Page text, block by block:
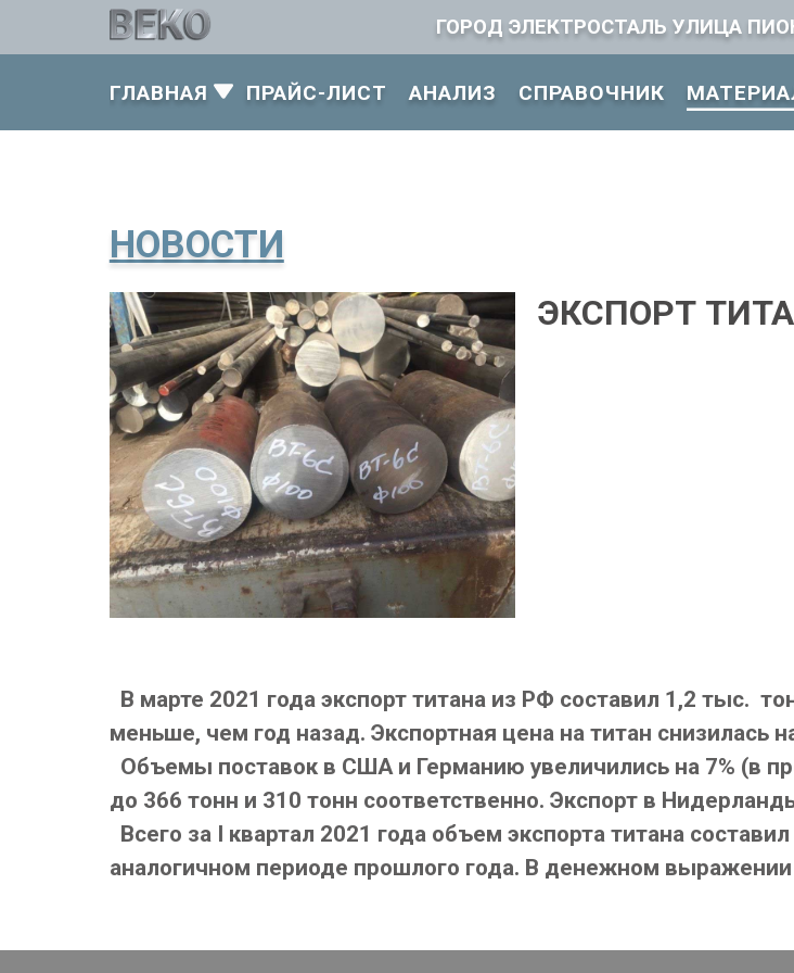
ГОРОД ЭЛЕКТРОСТАЛЬ УЛИЦА
ГЛАВНАЯ ПРАЙС-ЛИСТ АНАЛИЗ
СПРАВОЧНИК
НОВОСТИ
ЭКСПОРТ
В марте 2021 года экспорт титана из РФ составил 1,2 тыс.
меньше, чем год назад. Экспортная цена на титан снизилась
Объемы поставок в США и Германию увеличились на 7% (в
до 366 тонн и 310 тонн соответственно. Экспорт в
Всего за I квартал 2021 года объем экспорта титана
аналогичном периоде прошлого года. В денежном